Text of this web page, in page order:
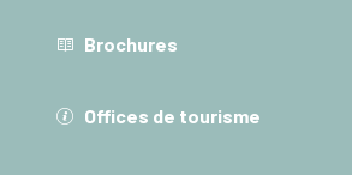
Brochures
Offices de tourisme